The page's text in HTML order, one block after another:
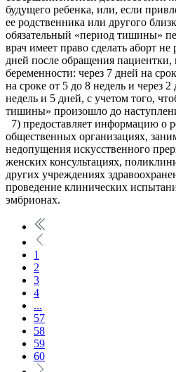
будущего ребенка, или, если
ее родственника или другого
обязательный «период тишины»
врач имеет право сделать аборт не
дней после обращения пациентки,
беременности: через 7 дней на
на сроке от 5 до 8 недель и через 2
недель и 5 дней, с учетом того,
тишины» произошло до
7) предоставляет информацию о
общественных организациях,
недопущения искусственного
женских консультациях,
других учреждениях
проведение клинических
эмбрионах.
1
2
3
4
...
57
58
59
60